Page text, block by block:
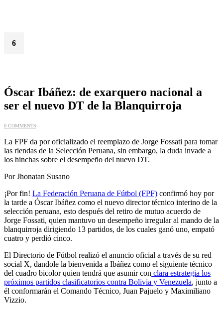
6
Óscar Ibáñez: de exarquero nacional a
ser el nuevo DT de la Blanquirroja
0 COMMENTS
La FPF da por oficializado el reemplazo de Jorge Fossati para tomar
las riendas de la Selección Peruana, sin embargo, la duda invade a
los hinchas sobre el desempeño del nuevo DT.
Por Jhonatan Susano
¡Por fin! La Federación Peruana de Fútbol (FPF) confirmó hoy por
la tarde a Óscar Ibáñez como el nuevo director técnico interino de la
selección peruana, esto después del retiro de mutuo acuerdo de
Jorge Fossati, quien mantuvo un desempeño irregular al mando de la
blanquirroja dirigiendo 13 partidos, de los cuales ganó uno, empató
cuatro y perdió cinco.
El Directorio de Fútbol realizó el anuncio oficial a través de su red
social X, dandole la bienvenida a Ibáñez como el siguiente técnico
del cuadro bicolor quien tendrá que asumir con clara estrategia los
próximos partidos clasificatorios contra Bolivia y Venezuela, junto a
él conformarán el Comando Técnico, Juan Pajuelo y Maximiliano
Vizzio.